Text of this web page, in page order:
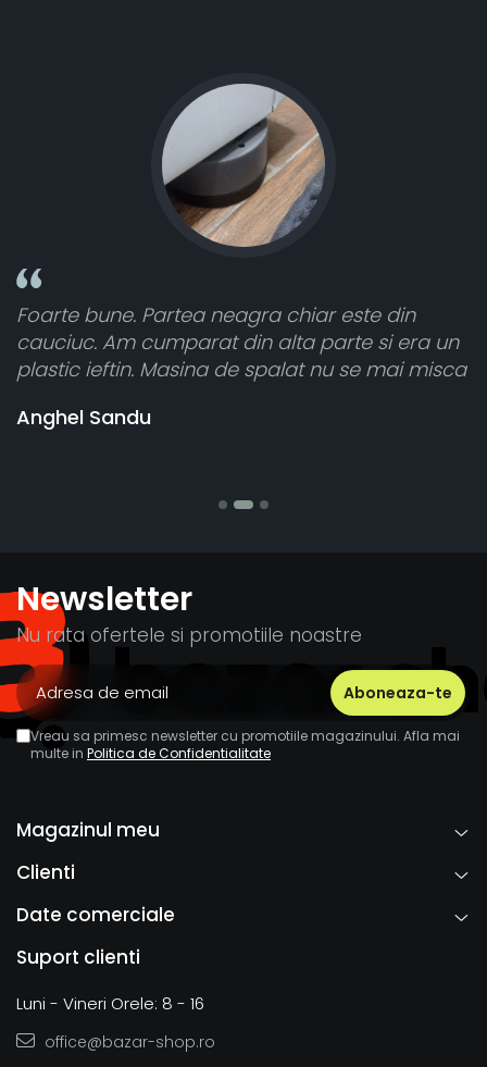
chiar este din
alta parte si era un
nu se mai misca
Toate sunt foarte
atât de bine în curtea din
cele 8 bucati dar una nu a
Newsletter
Nu rata ofertele si promotiile noastre
Vreau sa primesc newsletter cu promotiile magazinului. Afla mai
multe in Politica de Confidentialitate
Magazinul meu
Clienti
Date comerciale
Suport clienti
Luni - Vineri Orele: 8 - 16
office@bazar-shop.ro